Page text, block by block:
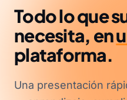
Todo lo que
necesita, en
plataforma.
Una presentación